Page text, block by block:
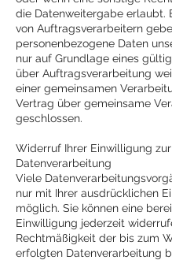
die Datenweitergabe erlaubt.
von Auftragsverarbeitern
personenbezogene Daten
nur auf Grundlage eines
über Auftragsverarbeitung
einer gemeinsamen
Vertrag über gemeinsame
geschlossen.
Widerruf Ihrer Einwilligung zur
Datenverarbeitung
Viele
nur mit Ihrer ausdrücklichen
möglich. Sie können eine
Einwilligung jederzeit
Rechtmäßigkeit der bis zum
erfolgten Datenverarbeitung